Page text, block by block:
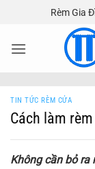
nội
Rèm Gia
TIN TỨC RÈM CỬA
Cách làm
Không cần bỏ